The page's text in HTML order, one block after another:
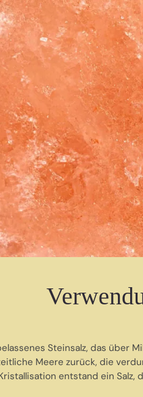
Steinsalz, das über
Meere zurück, die
entstand ein